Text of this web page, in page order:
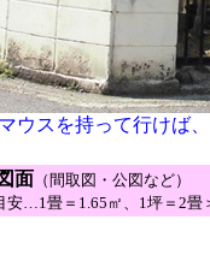
ウスを持って行けば
面 （間取図・公図など）
安…1畳＝1.65㎡、1坪＝2畳